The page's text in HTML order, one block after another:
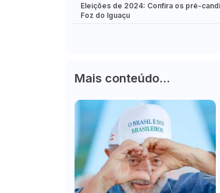
Eleições de 2024: Confira os pré-
Foz do Iguaçu
Mais conteúdo...